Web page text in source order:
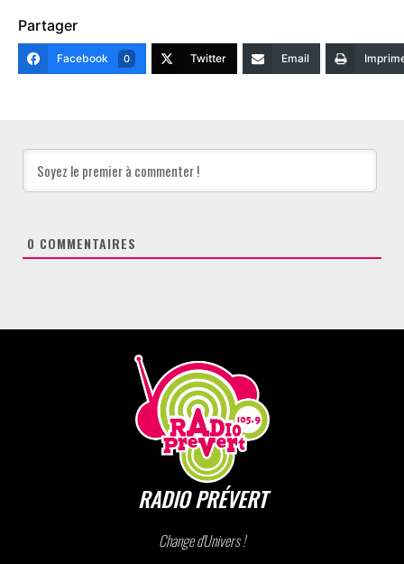
Partager
Facebook 0 Twitter Email
0 COMMENTAIRES
RADIO PRÉVERT
Change d'Univers !